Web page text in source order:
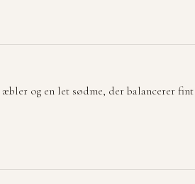
og en let sødme, der balancerer